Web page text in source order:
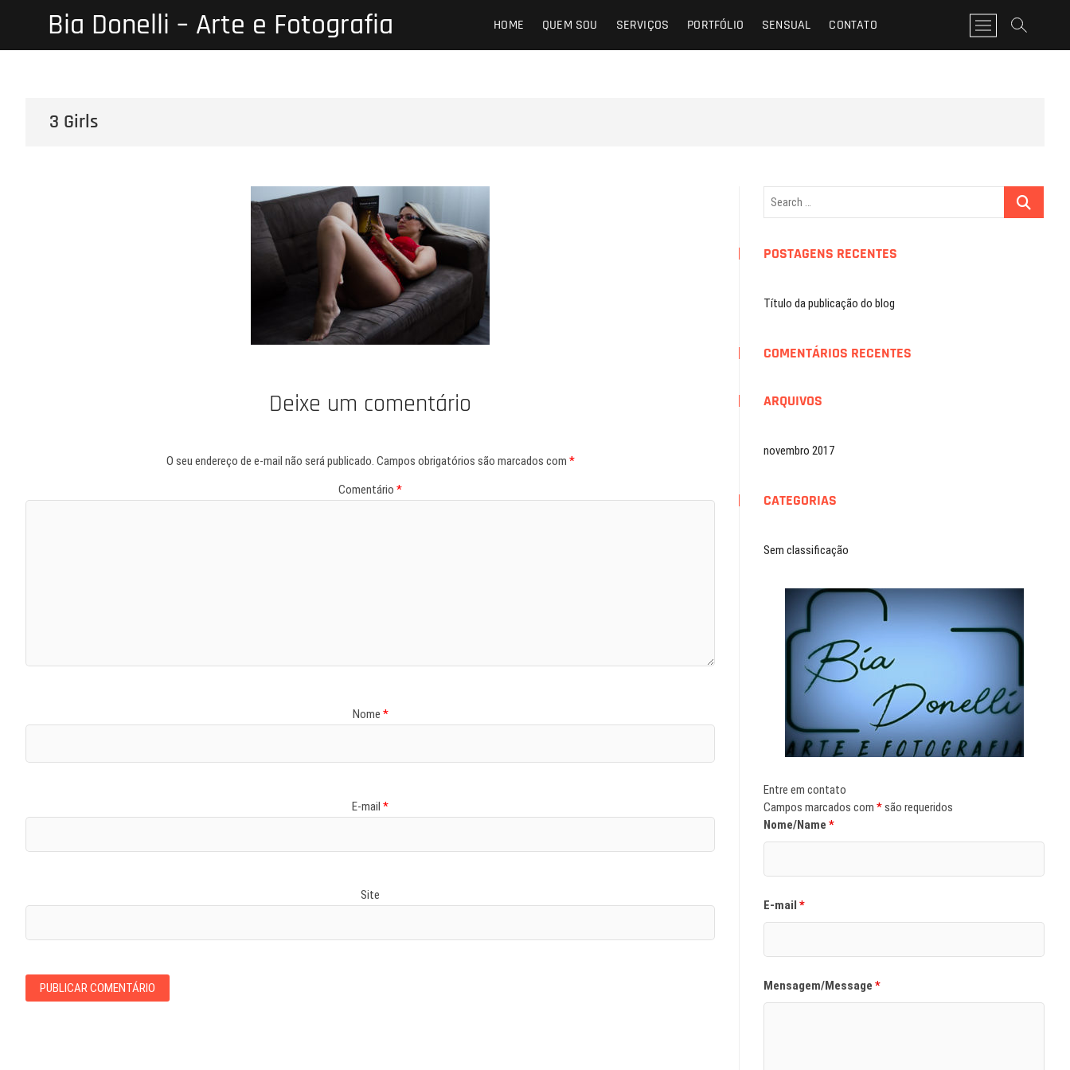
Bia Donelli – Arte e Fotografia HOME QUEM SOU SERVIÇOS PORTFÓLIO SENSUAL CONTATO
M
e
3 Girls
Deixe um comentário
O seu endereço de e-mail não será publicado. Campos obrigatórios são marcados com *
Comentário *
Nome *
E-mail *
Site
Search
POSTAGENS RECENTES
Título da publicação do blog
COMENTÁRIOS RECENTES
ARQUIVOS
novembro 2017
CATEGORIAS
Sem classificação
Entre em contato
Campos marcados com *são requeridos
Nome/Name *
E-mail *
Mensagem/Message *